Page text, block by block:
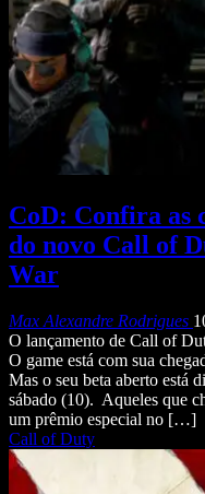
CoD: Confira as
do novo Call of
War
Max Alexandre Rodrigues
O lançamento de Call of
O game está com sua
Mas o seu beta aberto está
sábado (10). Aqueles que
um prêmio especial no […]
Call of Duty